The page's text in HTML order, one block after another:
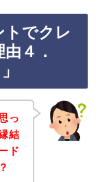
トでクレ
４．
っ
結
ド